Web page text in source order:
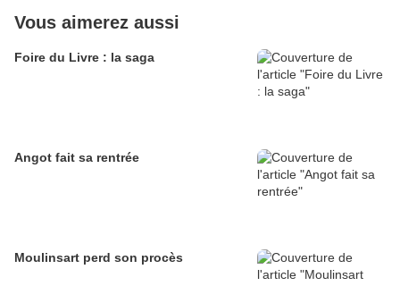
Vous aimerez aussi
Foire du Livre : la saga
Angot fait sa rentrée
Moulinsart perd son procès